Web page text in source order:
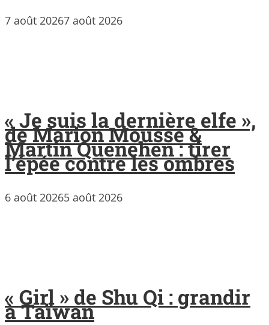
7 août 20267 août 2026
« Je suis la dernière elfe »,
de Marion Mousse &
Martin Quenehen : tirer
l’épée contre les ombres
6 août 20265 août 2026
« Girl » de Shu Qi : grandir
à Taïwan